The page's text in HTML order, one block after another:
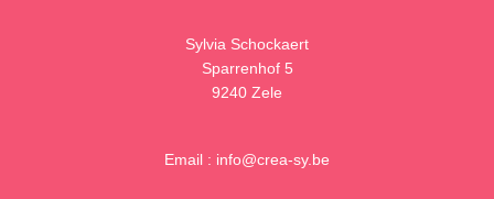
Sylvia Schockaert
Sparrenhof 5
9240 Zele
Email : info@crea-sy.be